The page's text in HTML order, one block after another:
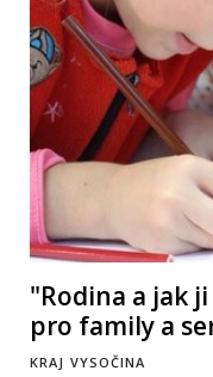
"Rodina a jak
pro family a
KRAJ VYSOČINA